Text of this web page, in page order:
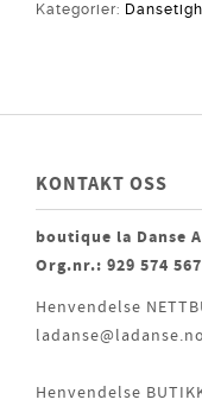
Kategorier:
KONTAKT OSS
boutique la Danse
Org.nr.: 929 574 567
Henvendelse
ladanse@ladanse.no
Henvendelse